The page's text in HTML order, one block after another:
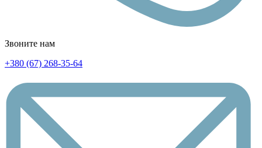
Звоните нам
+380 (67) 268-35-64